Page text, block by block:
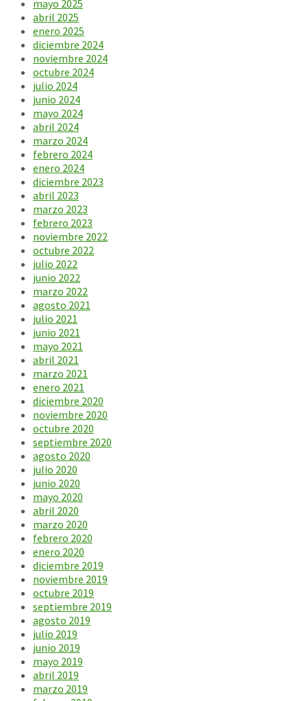
mayo 2025
abril 2025
enero 2025
diciembre 2024
noviembre 2024
octubre 2024
julio 2024
junio 2024
mayo 2024
abril 2024
marzo 2024
febrero 2024
enero 2024
diciembre 2023
abril 2023
marzo 2023
febrero 2023
noviembre 2022
octubre 2022
julio 2022
junio 2022
marzo 2022
agosto 2021
julio 2021
junio 2021
mayo 2021
abril 2021
marzo 2021
enero 2021
diciembre 2020
noviembre 2020
octubre 2020
septiembre 2020
agosto 2020
julio 2020
junio 2020
mayo 2020
abril 2020
marzo 2020
febrero 2020
enero 2020
diciembre 2019
noviembre 2019
octubre 2019
septiembre 2019
agosto 2019
julio 2019
junio 2019
mayo 2019
abril 2019
marzo 2019